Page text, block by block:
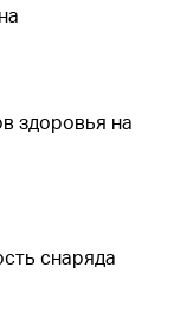
здоровья на
снаряда